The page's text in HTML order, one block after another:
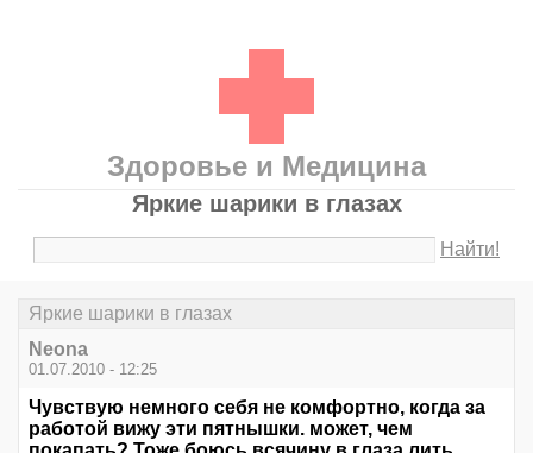
Здоровье и Медицина
Яркие шарики в глазах
Найти!
Яркие шарики в глазах
Neona
01.07.2010 - 12:25
Чувствую немного себя не комфортно, когда за
работой вижу эти пятнышки. может, чем